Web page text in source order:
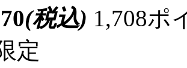
(税込) 1,708ポ
定